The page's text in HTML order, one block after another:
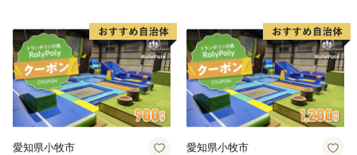
愛知県小牧市 愛知県小牧市